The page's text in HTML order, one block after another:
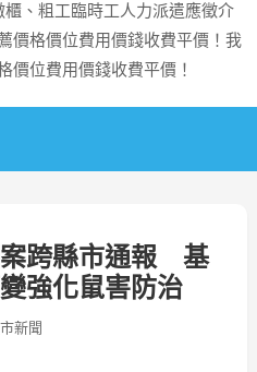
、粗工臨時工人力派遣應徵介
價格價位費用價錢收費平價！我
價位費用價錢收費平價！
跨縣市通報 基
強化鼠害防治
新聞